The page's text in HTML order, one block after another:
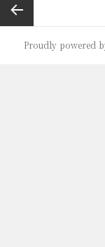
이전Proudly powered